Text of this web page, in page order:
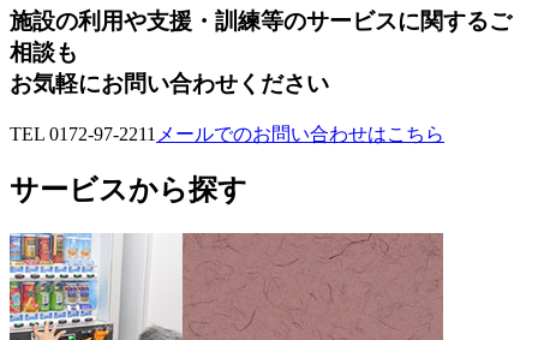
施設の利用や支援・訓練等のサービスに関するご
相談も
お気軽にお問い合わせください
TEL 0172-97-2211 メールでのお問い合わせはこちら
サービスから探す